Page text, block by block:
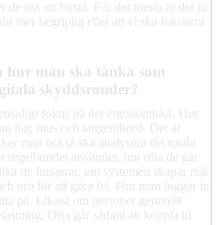
oss att förstå. För det mesta är det ju
mer begriplig eller att vi ska fokusera
man ska tänka som
skyddsronder?
fokus på det ergonomiska. Hur
har, mus och tangentbord. Det är
man också ska analysera det totala
regelbundet använder, hur ofta de går
de fungerar, om systemen skapar risk
oro för att göra fel. Hur man loggar in
på. Likaså om personer generellt
Ofta går sådant att koppla til